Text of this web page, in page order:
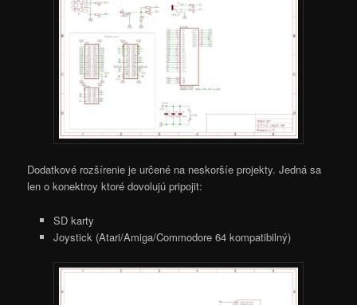
Dodatkové rozšírenie je určené na neskoršíe projekty. Jedná sa
len o konektroy ktoré dovolujú pripojit:
SD karty
Joystick (Atari/Amiga/Commodore 64 kompatibilný)